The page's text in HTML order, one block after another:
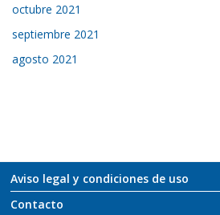
octubre 2021
septiembre 2021
agosto 2021
Aviso legal y condiciones de uso
Contacto